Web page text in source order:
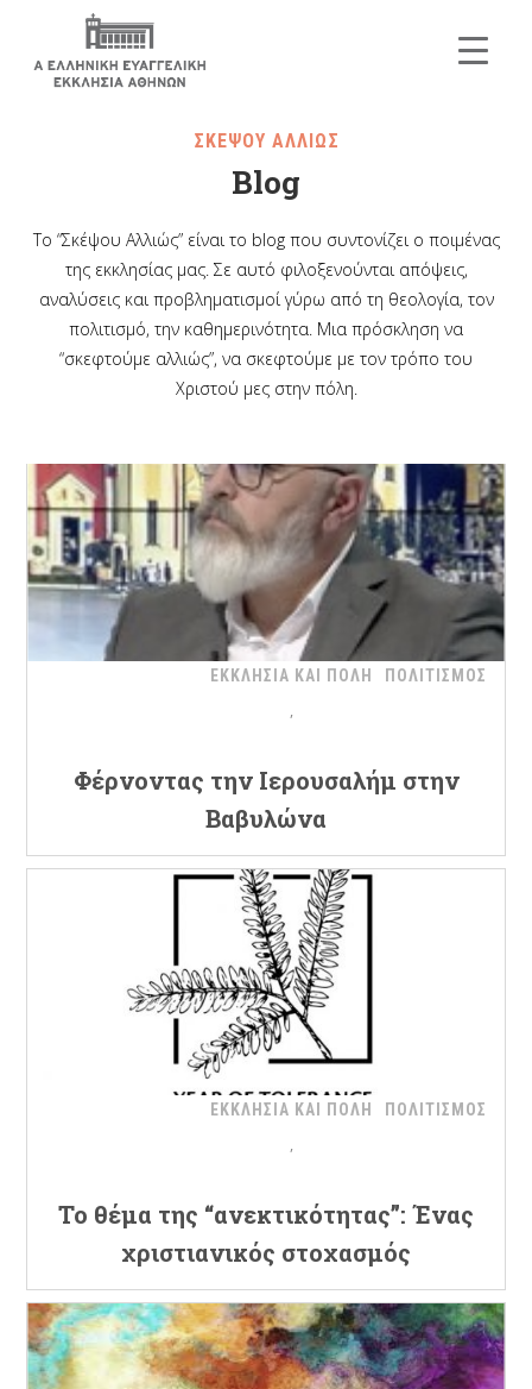
ΣΚΕΨΟΥ ΑΛΛΙΩΣ
Blog
Το “Σκέψου Αλλιώς” είναι το blog που συντονίζει ο ποιμένας
της εκκλησίας μας. Σε αυτό φιλοξενούνται απόψεις,
αναλύσεις και προβληματισμοί γύρω από τη θεολογία, τον
πολιτισμό, την καθημερινότητα. Μια πρόσκληση να
“σκεφτούμε αλλιώς”, να σκεφτούμε με τον τρόπο του
Χριστού μες στην πόλη.
ΕΚΚΛΗΣΙΑ ΚΑΙ ΠΟΛΗ ΠΟΛΙΤΙΣΜΟΣ
Φέρνοντας την Ιερουσαλήμ στην
Βαβυλώνα
ΕΚΚΛΗΣΙΑ ΚΑΙ ΠΟΛΗ ΠΟΛΙΤΙΣΜΟΣ
Το θέμα της “ανεκτικότητας”: Ένας
χριστιανικός στοχασμός